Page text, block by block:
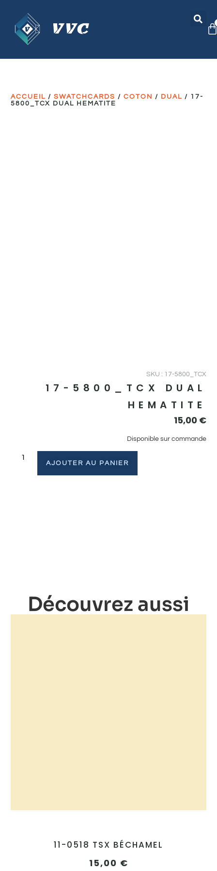
ACCUEIL /SWATCHCARDS /COTON / DUAL / 17-
5800_TCX DUAL HEMATITE
SKU : 17-5800_TCX
17-5800_TCX DUAL
HEMATITE
15,00 €
Disponible sur commande
AJOUTER AU PANIER
Découvrez aussi
11-0518 TSX BÉCHAMEL
15,00 €